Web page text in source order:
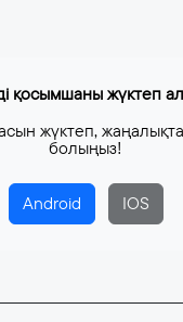
қосымшаны жүктеп
жүктеп,
болыңыз!
Android IOS